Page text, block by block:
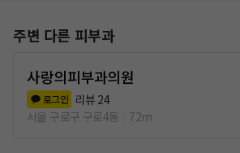
주변 다른 피부과
사랑의피부과의원
로그인 리뷰 24
서울 구로구 구로4동
72m